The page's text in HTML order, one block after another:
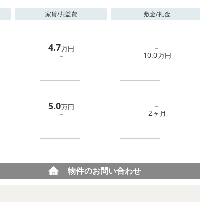
家賃/共益費 敷金/礼金
4.7万円
－
－
10.0万円
5.0万円
－
－
2ヶ月
物件のお問い合わせ